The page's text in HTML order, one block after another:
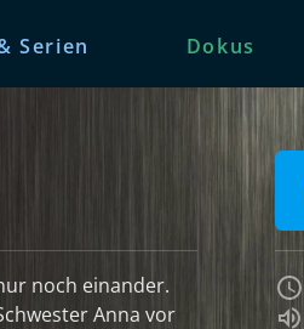
Serien Dokus
noch einander.
Anna vor